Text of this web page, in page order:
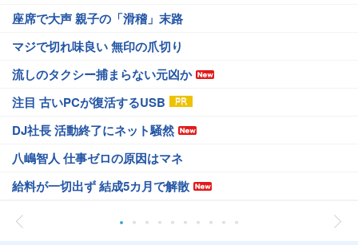
座席で大声 親子の「滑稽」末路
マジで切れ味良い 無印の爪切り
流しのタクシー捕まらない元凶か
注目 古いPCが復活するUSB
DJ社長 活動終了にネット騒然
八嶋智人 仕事ゼロの原因はマネ
給料が一切出ず 結成5カ月で解散